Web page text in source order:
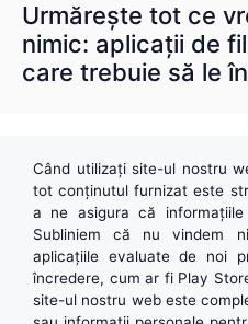
Urmărește tot ce
nimic: aplicații de
care trebuie să le
Când utilizați site-ul nostru
tot conținutul furnizat este
a ne asigura că
Subliniem că nu vindem
aplicațiile evaluate de noi
încredere, cum ar fi Play
site-ul nostru web este